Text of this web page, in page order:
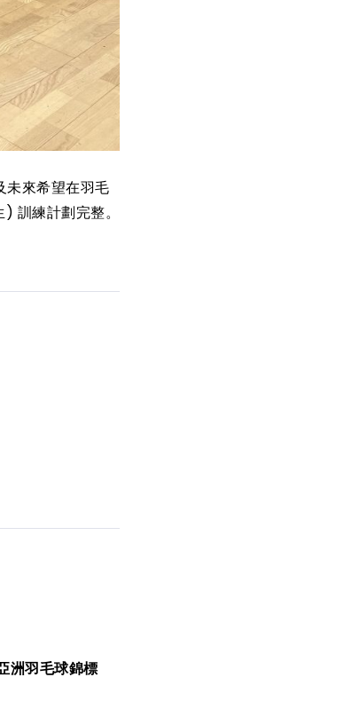
未來希望在羽毛
訓練計劃完整。
洲羽毛球錦標